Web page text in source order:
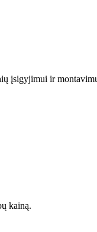
įsigyjimui ir
kainą.